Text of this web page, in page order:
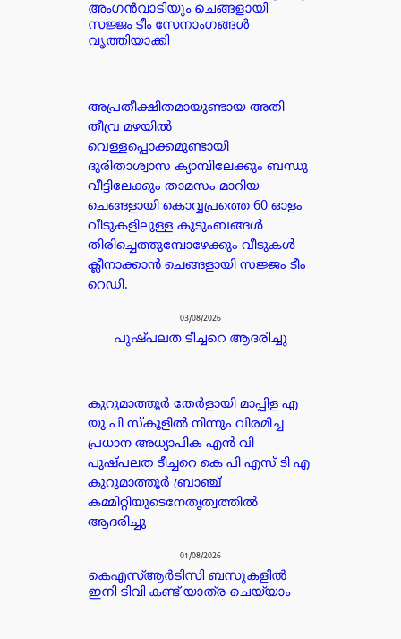
അംഗൻവാടിയും ചെങ്ങളായി
സജ്ജം ടീം സേനാംഗങ്ങൾ
വൃത്തിയാക്കി
അപ്രതീക്ഷിതമായുണ്ടായ അതി
തീവ്ര മഴയിൽ
വെള്ളപ്പൊക്കമുണ്ടായി
ദുരിതാശ്വാസ ക്യാമ്പിലേക്കും ബന്ധു
വീട്ടിലേക്കും താമസം മാറിയ
ചെങ്ങളായി കൊവ്വപ്രത്തെ 60 ഓളം
വീടുകളിലുള്ള കുടുംബങ്ങൾ
തിരിച്ചെത്തുമ്പോഴേക്കും വീടുകൾ
ക്ലീനാക്കാൻ ചെങ്ങളായി സജ്ജം ടീം
റെഡി.
03/08/2026
പുഷ്പലത ടീച്ചറെ ആദരിച്ചു
കുറുമാത്തൂർ തേർളായി മാപ്പിള എ
യു പി സ്കൂളിൽ നിന്നും വിരമിച്ച
പ്രധാന അധ്യാപിക എൻ വി
പുഷ്പലത ടീച്ചറെ കെ പി എസ് ടി എ
കുറുമാത്തൂർ ബ്രാഞ്ച്
കമ്മിറ്റിയുടെനേതൃത്വത്തിൽ
ആദരിച്ചു
01/08/2026
കെഎസ്ആർടിസി ബസുകളിൽ
ഇനി ടിവി കണ്ട് യാത്ര ചെയ്യാം